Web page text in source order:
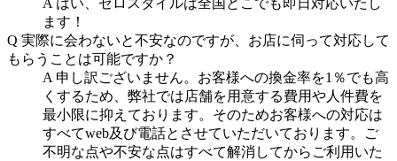
A はい、ゼロスタイルは全国どこでも即日対応いたし
ます！
Q 実際に会わないと不安なのですが、お店に伺って対応して
もらうことは可能ですか？
A 申し訳ございません。お客様への換金率を1％でも高
くするため、弊社では店舗を用意する費用や人件費を
最小限に抑えております。そのためお客様への対応は
すべてweb及び電話とさせていただいております。ご
不明な点や不安な点はすべて解消してからご利用いた